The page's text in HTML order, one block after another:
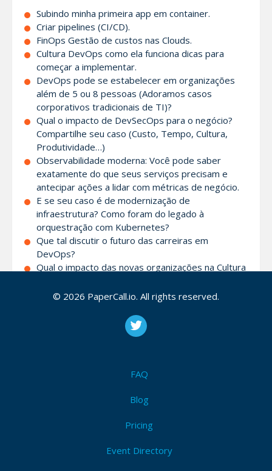
Subindo minha primeira app em container.
Criar pipelines (CI/CD).
FinOps Gestão de custos nas Clouds.
Cultura DevOps como ela funciona dicas para
começar a implementar.
DevOps pode se estabelecer em organizações
além de 5 ou 8 pessoas (Adoramos casos
corporativos tradicionais de TI)?
Qual o impacto de DevSecOps para o negócio?
Compartilhe seu caso (Custo, Tempo, Cultura,
Produtividade…)
Observabilidade moderna: Você pode saber
exatamente do que seus serviços precisam e
antecipar ações a lidar com métricas de negócio.
E se seu caso é de modernização de
infraestrutura? Como foram do legado à
orquestração com Kubernetes?
Que tal discutir o futuro das carreiras em
DevOps?
Qual o impacto das novas organizações na Cultura
Como sua organização constrói rotinas e utiliza
mais resilientes e confiáveis?
Administração em hybrid cloud e multi-cloud.
© 2026 PaperCall.io. All rights reserved.
FAQ
Blog
Pricing
Event Directory